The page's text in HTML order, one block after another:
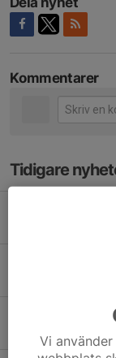
Kommentarer
Tidigare
Lagfoto
Om vi
Vi